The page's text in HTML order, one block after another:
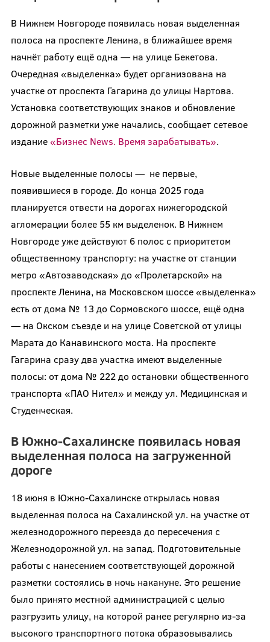
В Нижнем Новгороде появилась новая выделенная
полоса на проспекте Ленина, в ближайшее время
начнёт работу ещё одна — на улице Бекетова.
Очередная «выделенка» будет организована на
участке от проспекта Гагарина до улицы Нартова.
Установка соответствующих знаков и обновление
дорожной разметки уже начались, сообщает сетевое
издание«Бизнес News. Время зарабатывать».
Новые выделенные полосы — не первые,
появившиеся в городе. До конца 2025 года
планируется отвести на дорогах нижегородской
агломерации более 55 км выделенок. В Нижнем
Новгороде уже действуют 6 полос с приоритетом
общественному транспорту: на участке от станции
метро «Автозаводская» до «Пролетарской» на
проспекте Ленина, на Московском шоссе «выделенка»
есть от дома № 13 до Сормовского шоссе, ещё одна
— на Окском съезде и на улице Советской от улицы
Марата до Канавинского моста. На проспекте
Гагарина сразу два участка имеют выделенные
полосы: от дома № 222 до остановки общественного
транспорта «ПАО Нител» и между ул. Медицинская и
Студенческая.
В Южно-Сахалинске появилась новая
выделенная полоса на загруженной
дороге
18 июня в Южно-Сахалинске открылась новая
выделенная полоса на Сахалинской ул. на участке от
железнодорожного переезда до пересечения с
Железнодорожной ул. на запад. Подготовительные
работы с нанесением соответствующей дорожной
разметки состоялись в ночь накануне. Это решение
было принято местной администрацией с целью
разгрузить улицу, на которой ранее регулярно из-за
высокого транспортного потока образовывались